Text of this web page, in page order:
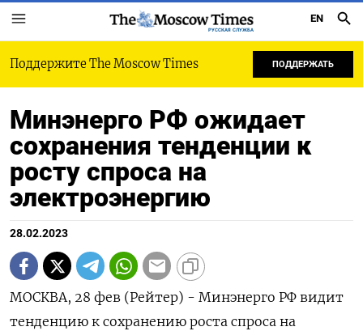
РУССКАЯ СЛУЖБА
EN
Поддержите The Moscow Times ПОДДЕРЖАТЬ
Минэнерго РФ ожидает
сохранения тенденции к
росту спроса на
электроэнергию
28.02.2023
МОСКВА, 28 фев (Рейтер) - Минэнерго РФ видит
тенденцию к сохранению роста спроса на